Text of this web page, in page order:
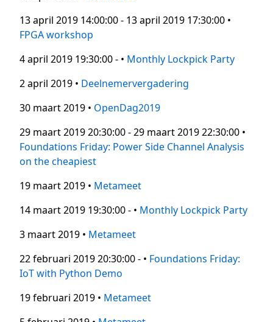
13 april 2019 14:00:00 - 13 april 2019 17:30:00 •
FPGA workshop
4 april 2019 19:30:00 - • Monthly Lockpick Party
2 april 2019 • Deelnemervergadering
30 maart 2019 • OpenDag2019
29 maart 2019 20:30:00 - 29 maart 2019 22:30:00 •
Foundations Friday: Power Side Channel Analysis
on the cheapiest
19 maart 2019 • Metameet
14 maart 2019 19:30:00 - • Monthly Lockpick Party
3 maart 2019 • Metameet
22 februari 2019 20:30:00 - • Foundations Friday:
IoT with Python Demo
19 februari 2019 • Metameet